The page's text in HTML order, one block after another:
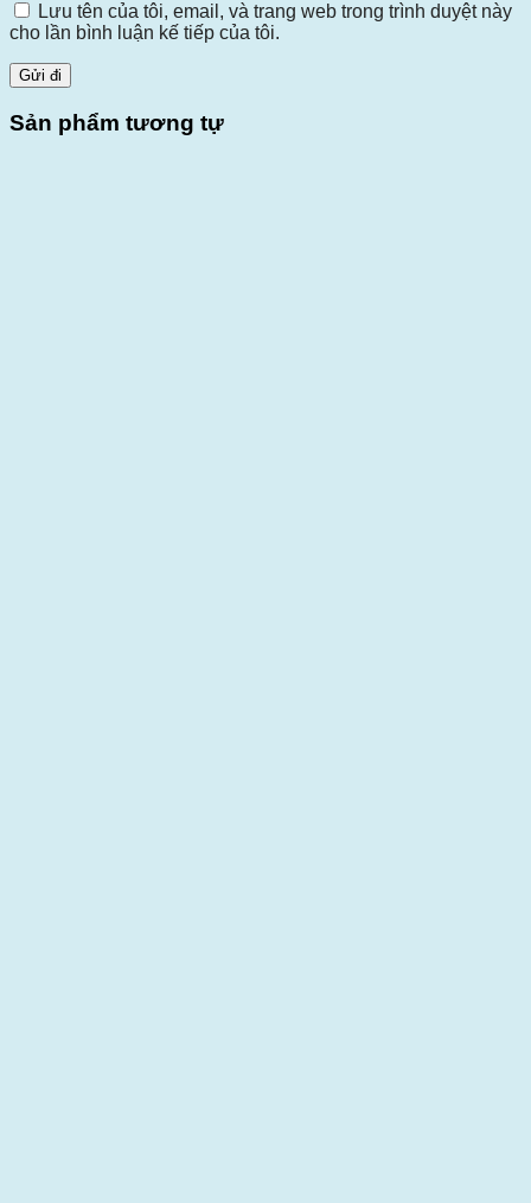
Lưu tên của tôi, email, và trang web trong trình duyệt này
cho lần bình luận kế tiếp của tôi.
Sản phẩm tương tự